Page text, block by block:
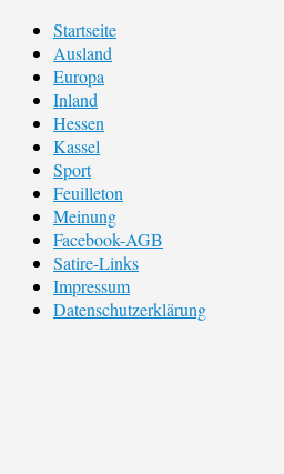
Startseite
Ausland
Europa
Inland
Hessen
Kassel
Sport
Feuilleton
Meinung
Facebook-AGB
Satire-Links
Impressum
Datenschutzerklärung